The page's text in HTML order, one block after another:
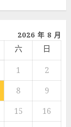
2026 年 8 月
六
日
1
2
8
9
15
16